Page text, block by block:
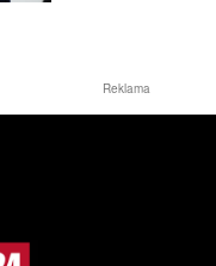
Reklama